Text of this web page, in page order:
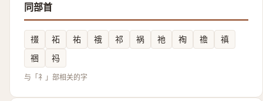
同部首
䄌 祏 祐 䄉 祁 祸 祂 祹 䄡
禛
祵
祃
与「礻」部相关的字